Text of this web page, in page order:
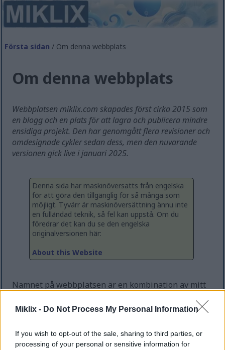
Miklix - Do Not Process My Personal Information
If you wish to opt-out of the sale, sharing to third parties, or
processing of your personal or sensitive information for
Första sidan / Om denna webbplats
Om denna webbplats
Webbplatsen miklix.com skapades först cirka 2015 som
en blogg och en plats för att lagra och publicera mindre
ensidiga projekt. Den har genomgått flera revisioner och
omdesignade cykler sedan dess, men den nuvarande
versionen gick live i januari 2025.
Denna sida har maskinöversatts från engelska
för att göra den tillgänglig för så många som
möjligt. Tyvärr är maskinöversättning ännu inte
en fulländad teknik, så fel kan uppstå. Om du
föredrar det kan du se den engelska
originalversionen här:
About this Website
Namnet på webbplatsen är en kombination av mitt
standardiserat test för textens läsbarhet, så det
påståenden om den faktiska läsbarheten av något
här, dock ;-)